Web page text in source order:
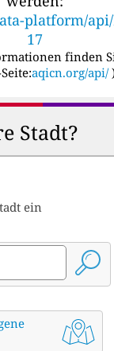
platform/
17
finden
aqicn.org/api/
Stadt?
ein